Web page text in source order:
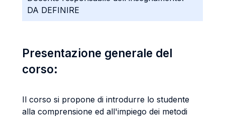
DA DEFINIRE
Presentazione generale del
corso:
Il corso si propone di introdurre lo studente
alla comprensione ed all'impiego dei metodi